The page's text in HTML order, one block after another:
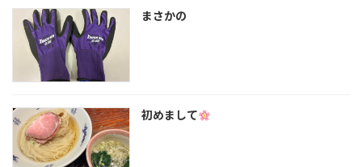
まさかの
初めまして